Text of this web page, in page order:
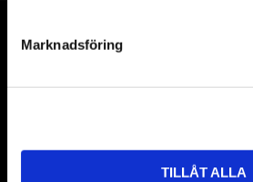
Marknadsföring
TILLÅT ALLA
Prenumerera